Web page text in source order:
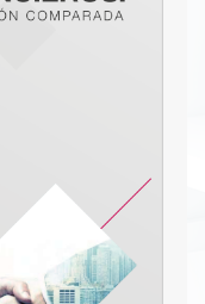
profesionales
como para la